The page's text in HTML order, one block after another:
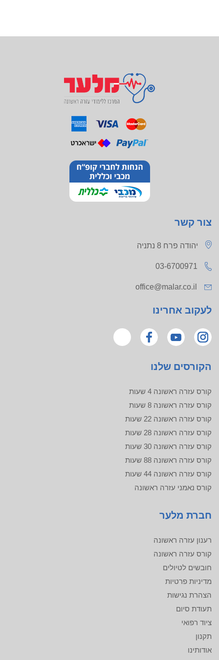
צור קשר
יהודה פרח 8 נתניה
03-6700971
office@malar.co.il
לעקוב אחרינו
הקורסים שלנו
קורס עזרה ראשונה 4 שעות
קורס עזרה ראשונה 8 שעות
קורס עזרה ראשונה 22 שעות
קורס עזרה ראשונה 28 שעות
קורס עזרה ראשונה 30 שעות
קורס עזרה ראשונה 88 שעות
קורס עזרה ראשונה 44 שעות
קורס נאמני עזרה ראשונה
חברת מלער
רענון עזרה ראשונה
קורס עזרה ראשונה
חובשים לטיולים
מדיניות פרטיות
הצהרת נגישות
תעודת סיום
ציוד רפואי
תקנון
אודותינו